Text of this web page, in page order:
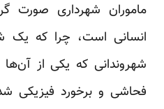
ماموران شهرداری صورت
انسانی است، چرا که یک
شهروندانی که یکی از
فحاشی و برخورد فیزیکی